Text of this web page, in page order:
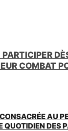
PARTICIPER
COMBAT
AU
DES